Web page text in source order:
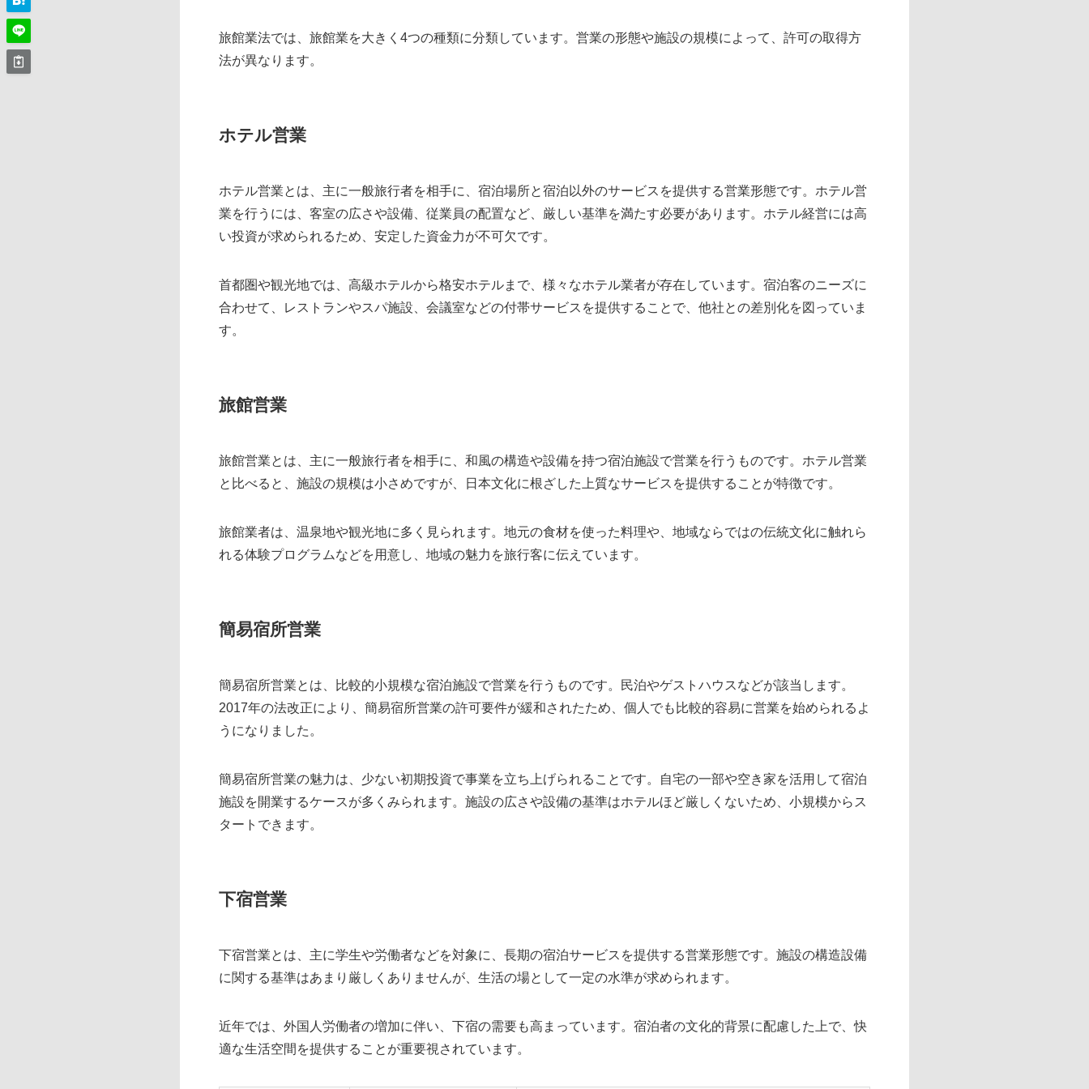
旅館業法では、旅館業を大きく4つの種類に分類しています。営業の形態や施設の規模によって、許可の取得方
法が異なります。
ホテル営業
ホテル営業とは、主に一般旅行者を相手に、宿泊場所と宿泊以外のサービスを提供する営業形態です。ホテル営
業を行うには、客室の広さや設備、従業員の配置など、厳しい基準を満たす必要があります。ホテル経営には高
い投資が求められるため、安定した資金力が不可欠です。
首都圏や観光地では、高級ホテルから格安ホテルまで、様々なホテル業者が存在しています。宿泊客のニーズに
合わせて、レストランやスパ施設、会議室などの付帯サービスを提供することで、他社との差別化を図っていま
す。
旅館営業
旅館営業とは、主に一般旅行者を相手に、和風の構造や設備を持つ宿泊施設で営業を行うものです。ホテル営業
と比べると、施設の規模は小さめですが、日本文化に根ざした上質なサービスを提供することが特徴です。
旅館業者は、温泉地や観光地に多く見られます。地元の食材を使った料理や、地域ならではの伝統文化に触れら
れる体験プログラムなどを用意し、地域の魅力を旅行客に伝えています。
簡易宿所営業
簡易宿所営業とは、比較的小規模な宿泊施設で営業を行うものです。民泊やゲストハウスなどが該当します。
2017年の法改正により、簡易宿所営業の許可要件が緩和されたため、個人でも比較的容易に営業を始められるよ
うになりました。
簡易宿所営業の魅力は、少ない初期投資で事業を立ち上げられることです。自宅の一部や空き家を活用して宿泊
施設を開業するケースが多くみられます。施設の広さや設備の基準はホテルほど厳しくないため、小規模からス
タートできます。
下宿営業
下宿営業とは、主に学生や労働者などを対象に、長期の宿泊サービスを提供する営業形態です。施設の構造設備
に関する基準はあまり厳しくありませんが、生活の場として一定の水準が求められます。
近年では、外国人労働者の増加に伴い、下宿の需要も高まっています。宿泊者の文化的背景に配慮した上で、快
適な生活空間を提供することが重要視されています。